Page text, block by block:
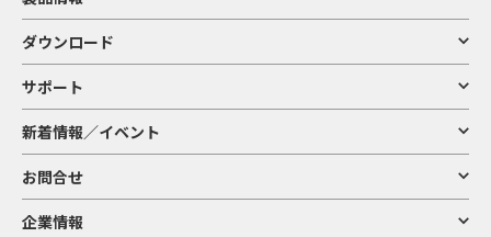
ダウンロード
サポート
新着情報／イベント
お問合せ
企業情報